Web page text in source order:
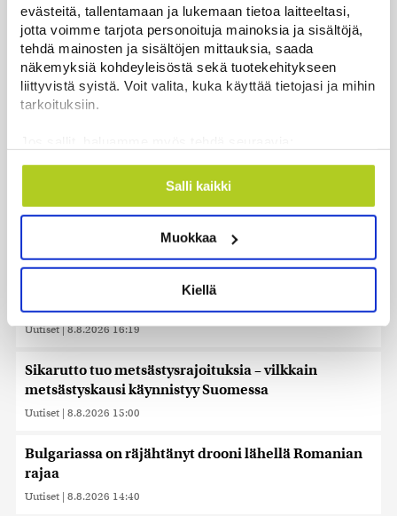
evästeitä, tallentamaan ja lukemaan tietoa laitteeltasi,
jotta voimme tarjota personoituja mainoksia ja sisältöjä,
tehdä mainosten ja sisältöjen mittauksia, saada
näkemyksiä kohdeyleisöstä sekä tuotekehitykseen
liittyvistä syistä. Voit valita, kuka käyttää tietojasi ja mihin
tarkoituksiin.
Kerätä tietoja maantieteellisestä sijainnistasi,
mahdollisesti muutaman metrin tarkkuudella
ominaispiirteitä aktiivisesti (sormenjäljen
Lue lisää siitä, miten henkilötietojasi käsitellään ja miten
suostumustasi tai peruuttaa sen milloin vain
evästeilmoituksessa.
räätälöimiseen, sosiaalisen median ominaisuuksien
tukemiseen ja kävijämäärämme analysoimiseen. Lisäksi
jaamme sosiaalisen median, mainosalan ja analytiikka-
sivustoamme. Kumppanimme voivat yhdistää näitä
tietoja muihin tietoihin, joita olet antanut heille tai joita on
kerätty, kun olet käyttänyt heidän palvelujaan. Tietoja
saatetaan myös siirtää ulkomaille.
Salli kaikki
Muokkaa
Kiellä
Essee: Putinin Venäjä ammentaa panslavismin
perinteestä
9.8.2026 12:54
Historia | Sensaatiolehti piti piilottaa
Uutiset | 8.8.2026 22:15
Helle kurittaa Pohjois-Koreaa – valtionmedia
kehottaa syömään koiranlihasoppaa
WSJ: Saksassa löytynyt drooni oli todennäköisesti
venäläinen
Uutiset | 8.8.2026 16:19
Sikarutto tuo metsästysrajoituksia – vilkkain
metsästyskausi käynnistyy Suomessa
Uutiset | 8.8.2026 15:00
Bulgariassa on räjähtänyt drooni lähellä Romanian
rajaa
Uutiset | 8.8.2026 14:40